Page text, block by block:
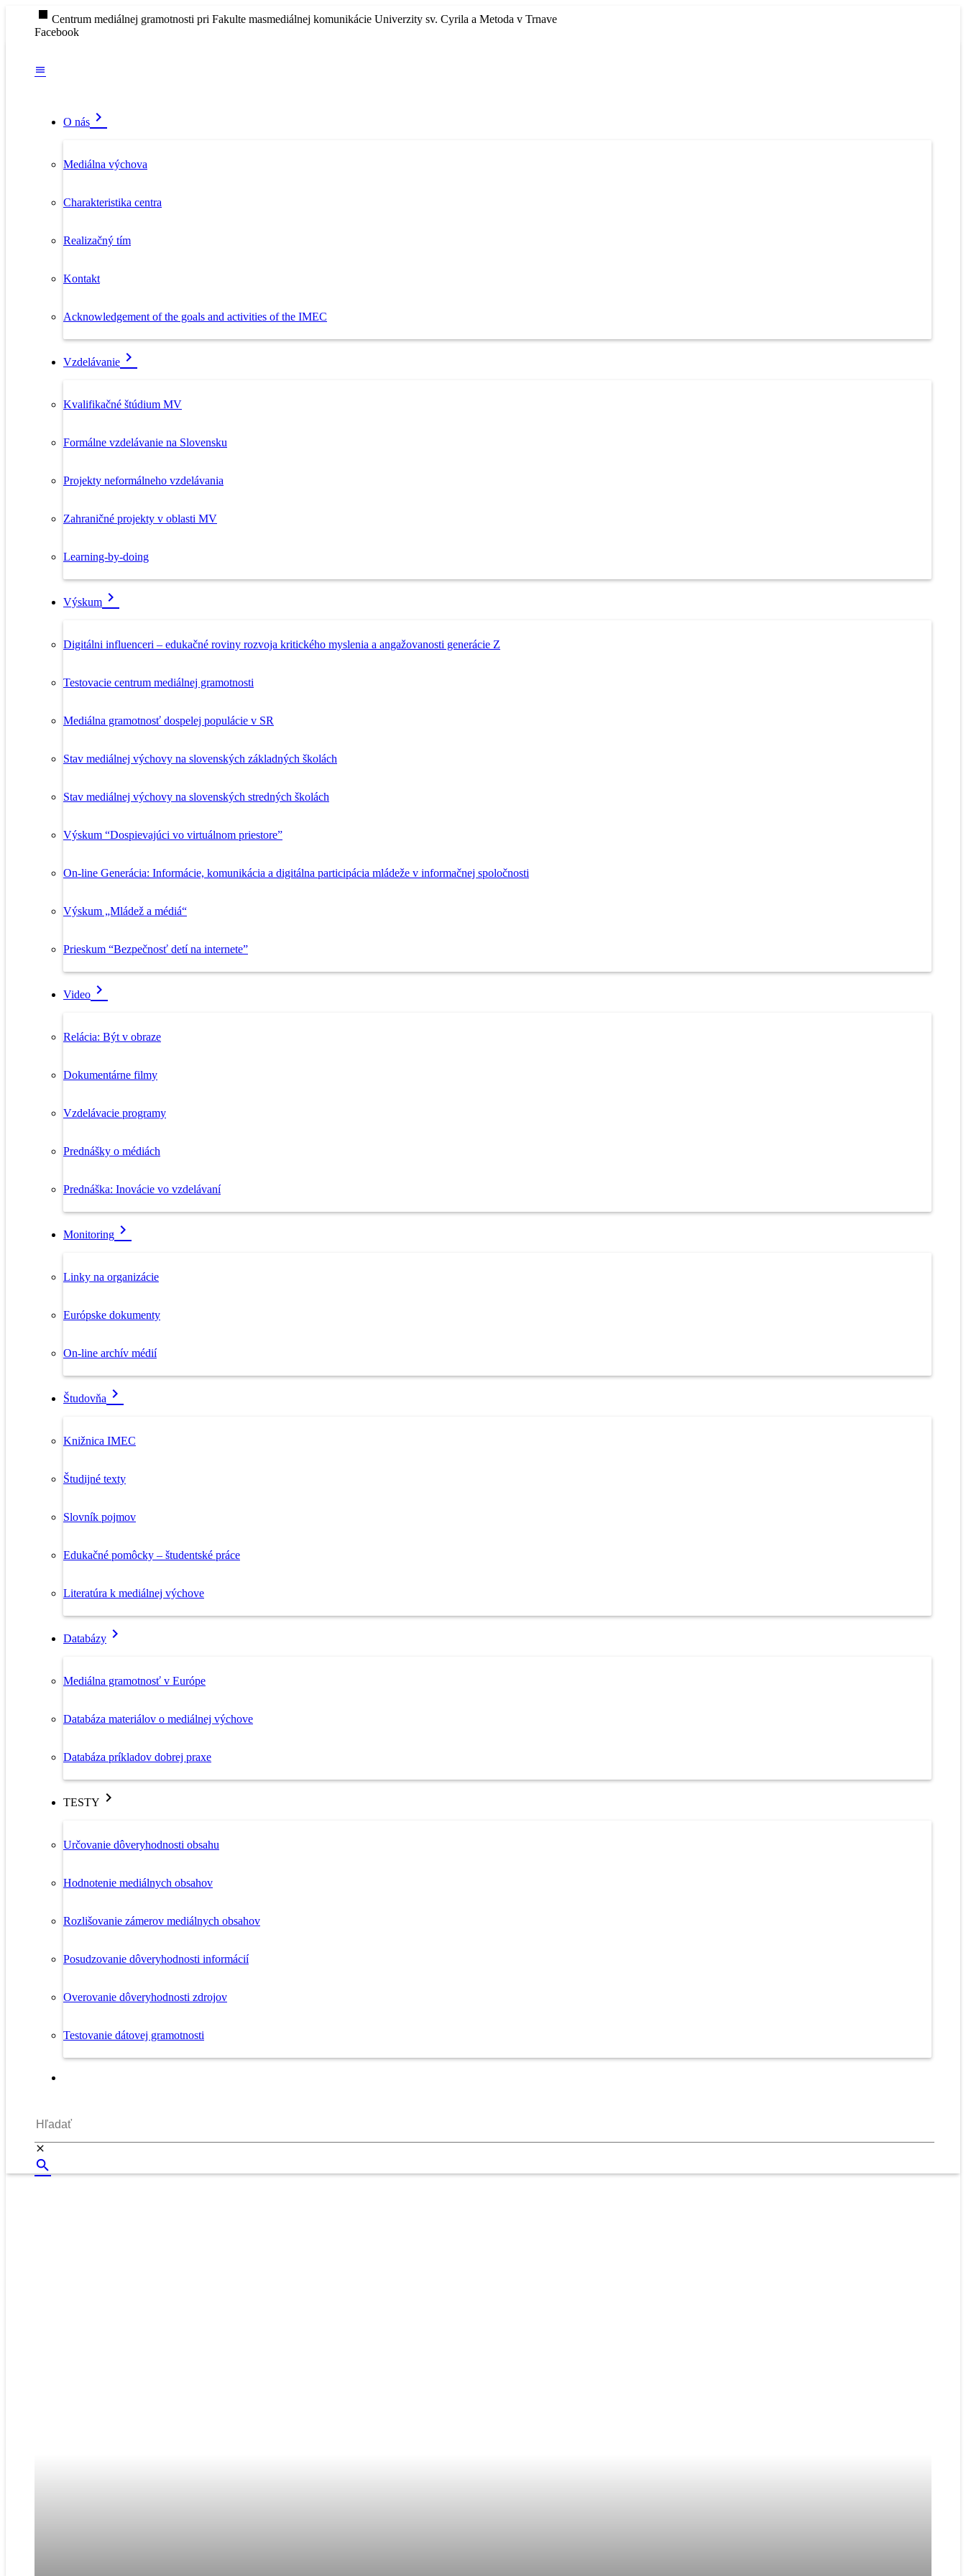
stop Centrum mediálnej gramotnosti pri Fakulte masmediálnej komunikácie Univerzity sv. Cyrila a Metoda v Trnave
Facebook
O nás
Mediálna výchova
Charakteristika centra
Realizačný tím
Kontakt
Acknowledgement of the goals and activities of the IMEC
Vzdelávanie
Kvalifikačné štúdium MV
Formálne vzdelávanie na Slovensku
Projekty neformálneho vzdelávania
Zahraničné projekty v oblasti MV
Learning-by-doing
Výskum
Digitálni influenceri – edukačné roviny rozvoja kritického myslenia a angažovanosti generácie Z
Testovacie centrum mediálnej gramotnosti
Mediálna gramotnosť dospelej populácie v SR
Stav mediálnej výchovy na slovenských základných školách
Stav mediálnej výchovy na slovenských stredných školách
Výskum “Dospievajúci vo virtuálnom priestore”
On-line Generácia: Informácie, komunikácia a digitálna participácia mládeže v informačnej spoločnosti
Výskum „Mládež a médiá“
Prieskum “Bezpečnosť detí na internete”
Video
Relácia: Být v obraze
Dokumentárne filmy
Vzdelávacie programy
Prednášky o médiách
Prednáška: Inovácie vo vzdelávaní
Monitoring
Linky na organizácie
Európske dokumenty
On-line archív médií
Študovňa
Knižnica IMEC
Študijné texty
Slovník pojmov
Edukačné pomôcky – študentské práce
Literatúra k mediálnej výchove
Databázy
Mediálna gramotnosť v Európe
Databáza materiálov o mediálnej výchove
Databáza príkladov dobrej praxe
TESTY
Určovanie dôveryhodnosti obsahu
Hodnotenie mediálnych obsahov
Rozlišovanie zámerov mediálnych obsahov
Posudzovanie dôveryhodnosti informácií
Overovanie dôveryhodnosti zdrojov
Testovanie dátovej gramotnosti